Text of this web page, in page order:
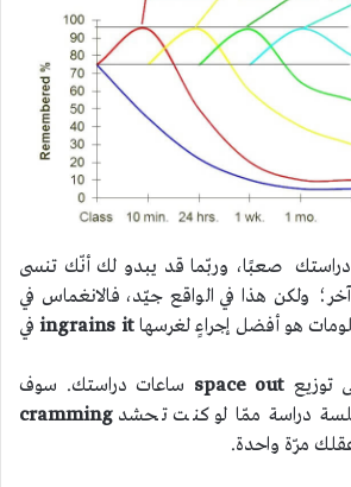
صعبًا، وربّما قد يبدو لك أنّك تنسى
آخر؛ ولكن هذا في الواقع جيّد، فالانغماس في
هو أفضل إجراءٍ لغرسهاingrains itفي
توزيع space out ساعات دراستك. سوف
دراسة ممّا لو كنت تحشد cramming
مرّة واحدة.